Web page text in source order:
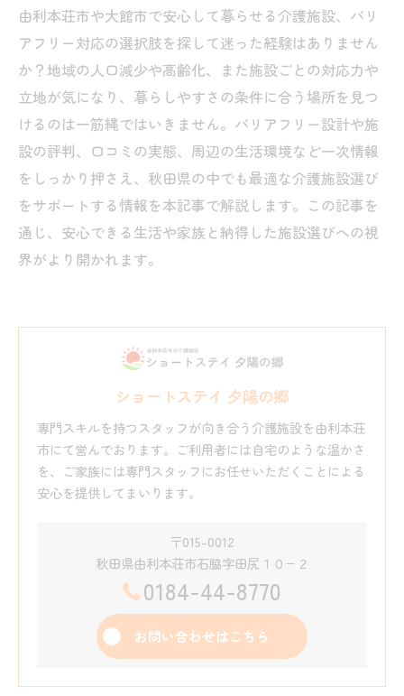
由利本荘市や大館市で安心して暮らせる介護施設、バリ
アフリー対応の選択肢を探して迷った経験はありません
か？地域の人口減少や高齢化、また施設ごとの対応力や
立地が気になり、暮らしやすさの条件に合う場所を見つ
けるのは一筋縄ではいきません。バリアフリー設計や施
設の評判、口コミの実態、周辺の生活環境など一次情報
をしっかり押さえ、秋田県の中でも最適な介護施設選び
をサポートする情報を本記事で解説します。この記事を
通じ、安心できる生活や家族と納得した施設選びへの視
界がより開かれます。
ショートステイ 夕陽の郷
専門スキルを持つスタッフが向き合う介護施設を由利本荘
市にて営んでおります。ご利用者には自宅のような温かさ
を、ご家族には専門スタッフにお任せいただくことによる
安心を提供してまいります。
〒015-0012
秋田県由利本荘市石脇字田尻１０−２
0184-44-8770
お問い合わせはこちら